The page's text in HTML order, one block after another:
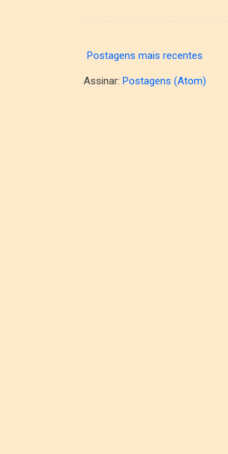
Postagens mais recentes
Assinar: Postagens (Atom)